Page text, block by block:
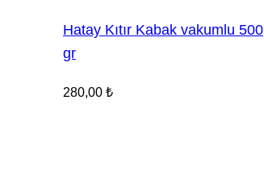
Hatay Kıtır Kabak vakumlu 500
gr
280,00 ₺